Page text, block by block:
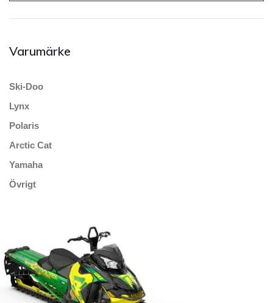
Varumärke
Ski-Doo
Lynx
Polaris
Arctic Cat
Yamaha
Övrigt